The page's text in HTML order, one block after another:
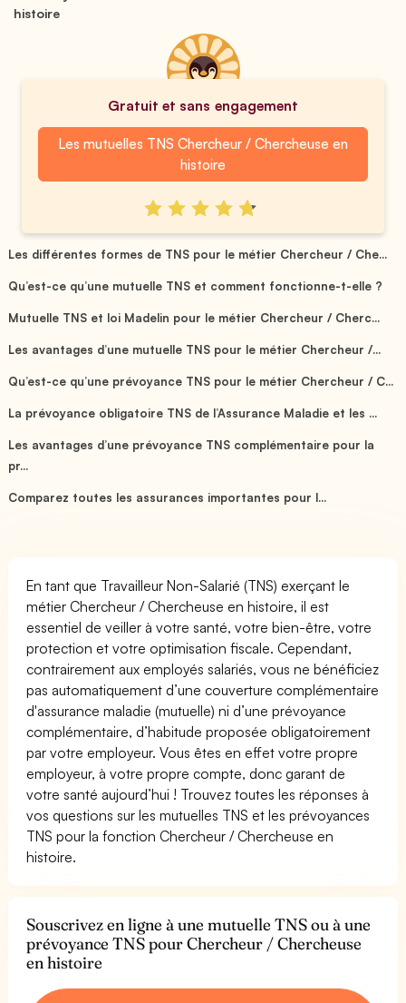
histoire
Gratuit et sans engagement
Les mutuelles TNS Chercheur / Chercheuse en
histoire
Les différentes formes de TNS pour le métier Chercheur / Che...
Qu’est-ce qu’une mutuelle TNS et comment fonctionne-t-elle ?
Mutuelle TNS et loi Madelin pour le métier Chercheur / Cherc...
Les avantages d’une mutuelle TNS pour le métier Chercheur /...
Qu’est-ce qu’une prévoyance TNS pour le métier Chercheur / C...
La prévoyance obligatoire TNS de l’Assurance Maladie et les ...
Les avantages d’une prévoyance TNS complémentaire pour la
pr...
Comparez toutes les assurances importantes pour l...
En tant que Travailleur Non-Salarié (TNS) exerçant le
métier Chercheur / Chercheuse en histoire, il est
essentiel de veiller à votre santé, votre bien-être, votre
protection et votre optimisation fiscale. Cependant,
contrairement aux employés salariés, vous ne bénéficiez
pas automatiquement d’une couverture complémentaire
d'assurance maladie (mutuelle) ni d’une prévoyance
complémentaire, d’habitude proposée obligatoirement
par votre employeur. Vous êtes en effet votre propre
employeur, à votre propre compte, donc garant de
votre santé aujourd’hui ! Trouvez toutes les réponses à
vos questions sur les mutuelles TNS et les prévoyances
TNS pour la fonction Chercheur / Chercheuse en
histoire.
Souscrivez en ligne à une mutuelle TNS ou à une
prévoyance TNS pour Chercheur / Chercheuse
en histoire